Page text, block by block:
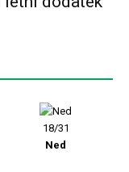
18/31
Ned